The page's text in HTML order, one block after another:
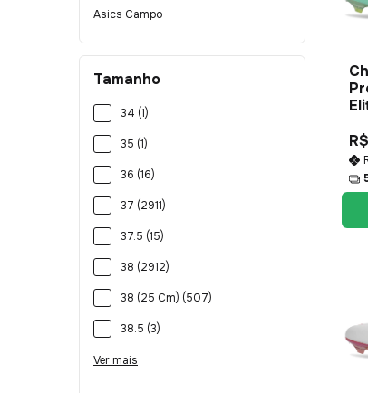
Asics Campo
Tamanho
34 (1)
35 (1)
36 (16)
37 (2911)
37.5 (15)
38 (2912)
38 (25 Cm) (507)
38.5 (3)
Ver mais